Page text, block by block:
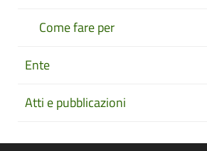
Come fare per
Ente
Atti e pubblicazioni